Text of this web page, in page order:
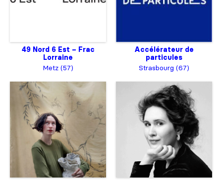
49 Nord 6 Est – Frac
Lorraine
Metz (57)
Accélérateur de
particules
Strasbourg (67)